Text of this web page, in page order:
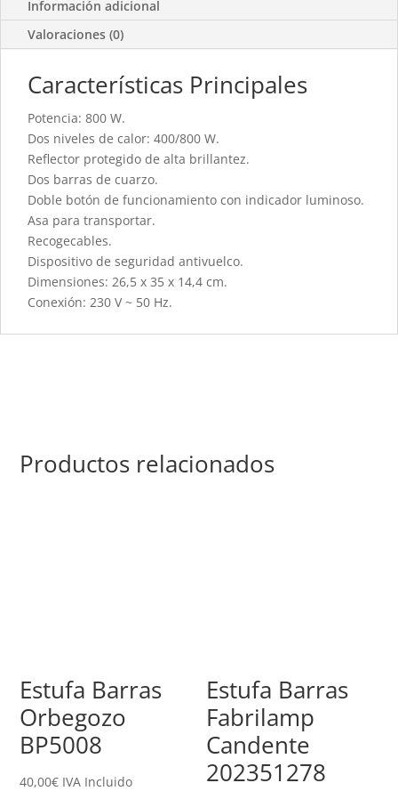
Información adicional
Valoraciones (0)
Características Principales
Potencia: 800 W.
Dos niveles de calor: 400/800 W.
Reflector protegido de alta brillantez.
Dos barras de cuarzo.
Doble botón de funcionamiento con indicador luminoso.
Asa para transportar.
Recogecables.
Dispositivo de seguridad antivuelco.
Dimensiones: 26,5 x 35 x 14,4 cm.
Conexión: 230 V ~ 50 Hz.
Productos relacionados
Estufa Barras
Orbegozo
BP5008
40,00€ IVA Incluido
Estufa Barras
Fabrilamp
Candente
202351278